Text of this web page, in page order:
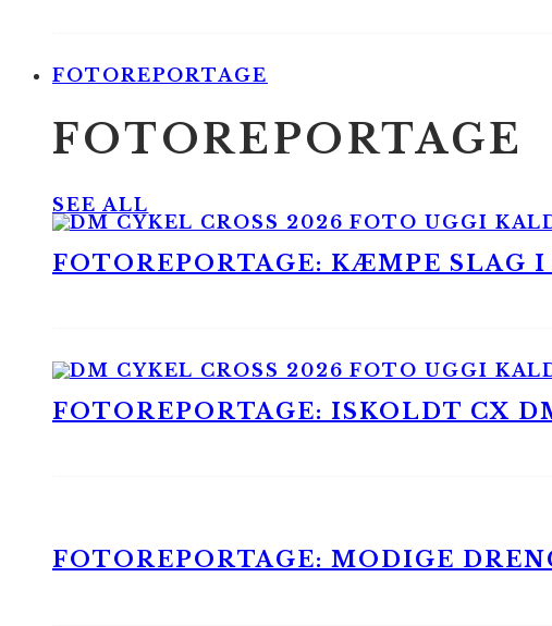
FOTOREPORTAGE
FOTOREPORTAGE
SEE ALL
FOTOREPORTAGE: KÆMPE SLAG
FOTOREPORTAGE: ISKOLDT CX
FOTOREPORTAGE: MODIGE